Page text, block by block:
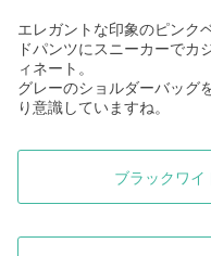
エレガントな印象のピンク
ドパンツにスニーカーでカ
ィネート。
グレーのショルダーバッグ
り意識していますね。
ブラックワ